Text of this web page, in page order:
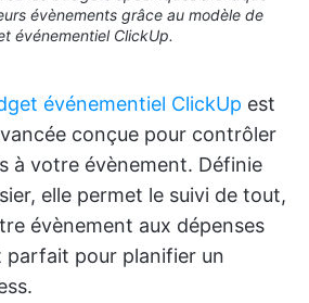
évènements grâce au modèle de
événementiel ClickUp.
événementiel ClickUp est
conçue pour contrôler
à votre évènement. Définie
elle permet le suivi de tout,
évènement aux dépenses
parfait pour planifier un